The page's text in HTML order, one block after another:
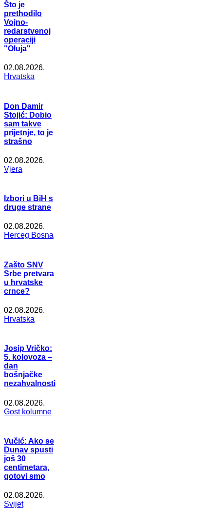
Što je
prethodilo
Vojno-
redarstvenoj
operaciji
"Oluja"
02.08.2026.
Hrvatska
Don Damir
Stojić: Dobio
sam takve
prijetnje, to je
strašno
02.08.2026.
Vjera
Izbori u BiH s
druge strane
02.08.2026.
Herceg Bosna
Zašto SNV
Srbe pretvara
u hrvatske
crnce?
02.08.2026.
Hrvatska
Josip Vričko:
5. kolovoza –
dan
bošnjačke
nezahvalnosti
02.08.2026.
Gost kolumne
Vučić: Ako se
Dunav spusti
još 30
centimetara,
gotovi smo
02.08.2026.
Svijet